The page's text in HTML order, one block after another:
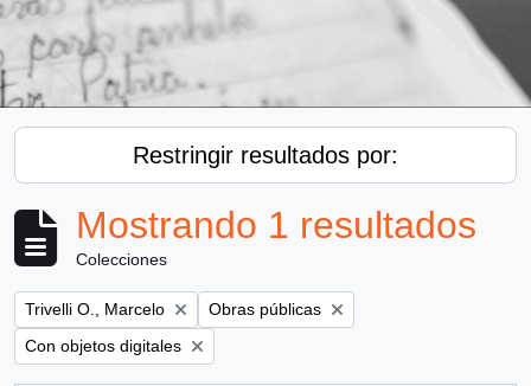
Restringir resultados por:
Mostrando 1 resultados
Colecciones
Remove filter:
Trivelli O., Marcelo Remove filter:
Obras públicas
Remove filter:
Con objetos digitales